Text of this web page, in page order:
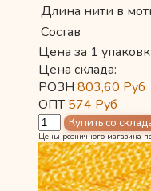
Длина нити в
Состав
Цена за 1
Цена склада:
РОЗН 803,60 Руб
ОПТ574 Руб
Цены розничного магазина